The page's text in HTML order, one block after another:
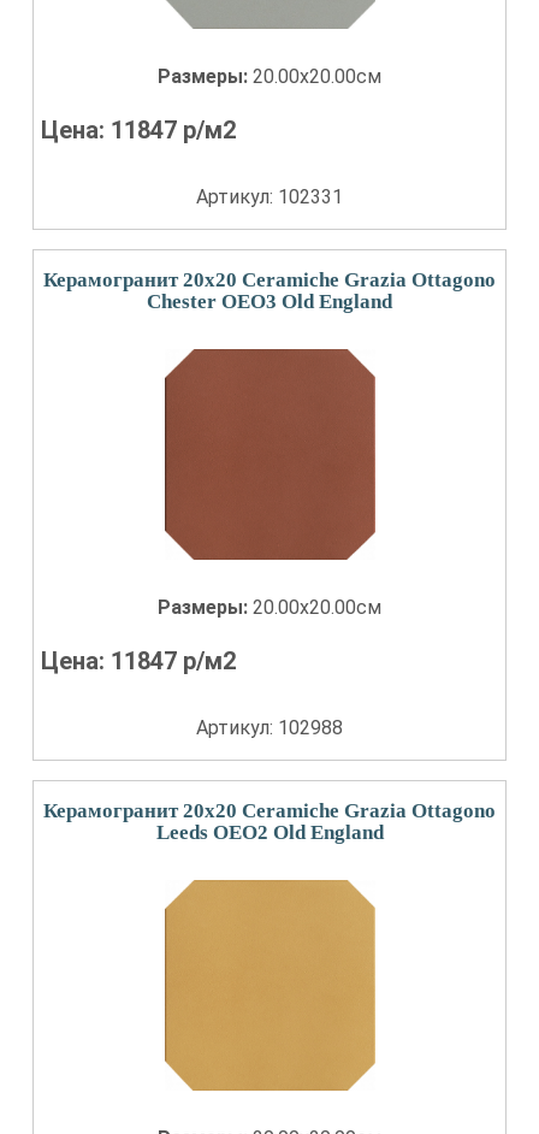
Размеры: 20.00x20.00см
Цена: 11847 р/м2
Артикул: 102331
Керамогранит 20x20 Ceramiche Grazia Ottagono
Chester OEO3 Old England
Размеры: 20.00x20.00см
Цена: 11847 р/м2
Артикул: 102988
Керамогранит 20x20 Ceramiche Grazia Ottagono
Leeds OEO2 Old England